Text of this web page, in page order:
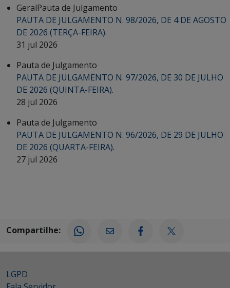
GeralPauta de Julgamento
PAUTA DE JULGAMENTO N. 98/2026, DE 4 DE AGOSTO
DE 2026 (TERÇA-FEIRA).
31 jul 2026
Pauta de Julgamento
PAUTA DE JULGAMENTO N. 97/2026, DE 30 DE JULHO
DE 2026 (QUINTA-FEIRA).
28 jul 2026
Pauta de Julgamento
PAUTA DE JULGAMENTO N. 96/2026, DE 29 DE JULHO
DE 2026 (QUARTA-FEIRA).
27 jul 2026
Compartilhe:
LGPD